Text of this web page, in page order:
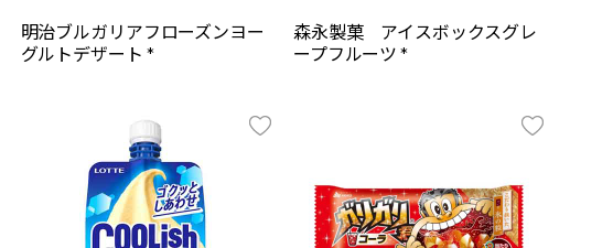
明治ブルガリアフローズンヨー
グルトデザート *
森永製菓 アイスボックスグレ
ープフルーツ *